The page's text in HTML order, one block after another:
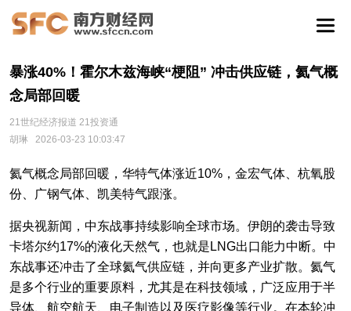
暴涨40%！霍尔木兹海峡“梗阻” 冲击供应链，氦气概
念局部回暖
21世纪经济报道 21投资通
胡琳
2026-03-23 10:03:47
氦气概念局部回暖，华特气体涨近10%，金宏气体、杭氧股
份、广钢气体、凯美特气跟涨。
据央视新闻，中东战事持续影响全球市场。伊朗的袭击导致
卡塔尔约17%的液化天然气，也就是LNG出口能力中断。中
东战事还冲击了全球氦气供应链，并向更多产业扩散。氦气
是多个行业的重要原料，尤其是在科技领域，广泛应用于半
导体、航空航天、电子制造以及医疗影像等行业。在本轮冲